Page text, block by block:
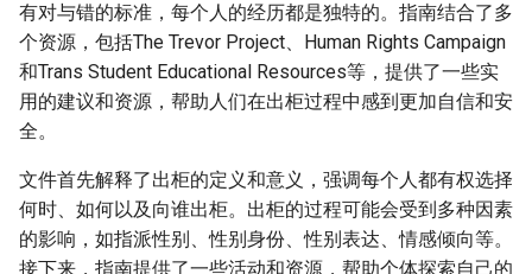
有对与错的标准，每个人的经历都是独特的。指南结合了多
个资源，包括The Trevor Project、Human Rights Campaign
和Trans Student Educational Resources等，提供了一些实
用的建议和资源，帮助人们在出柜过程中感到更加自信和安
全。
文件首先解释了出柜的定义和意义，强调每个人都有权选择
何时、如何以及向谁出柜。出柜的过程可能会受到多种因素
的影响，如指派性别、性别身份、性别表达、情感倾向等。
接下来，指南提供了一些活动和资源，帮助个体探索自己的